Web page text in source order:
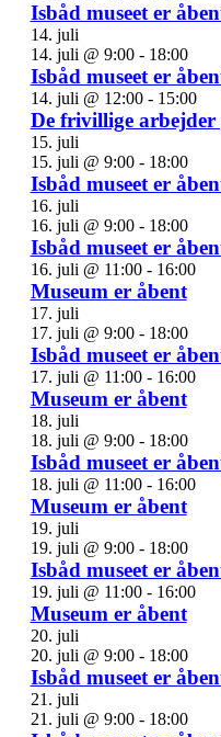
Isbåd museet er
14. juli
14. juli @ 9:00- 18:00
Isbåd museet er
14. juli @ 12:00- 15:00
De frivillige arbejder
15. juli
15. juli @ 9:00- 18:00
Isbåd museet er
16. juli
16. juli @ 9:00- 18:00
Isbåd museet er
16. juli @ 11:00- 16:00
Museum er åbent
17. juli
17. juli @ 9:00- 18:00
Isbåd museet er
17. juli @ 11:00- 16:00
Museum er åbent
18. juli
18. juli @ 9:00- 18:00
Isbåd museet er
18. juli @ 11:00- 16:00
Museum er åbent
19. juli
19. juli @ 9:00- 18:00
Isbåd museet er
19. juli @ 11:00- 16:00
Museum er åbent
20. juli
20. juli @ 9:00- 18:00
Isbåd museet er
21. juli
21. juli @ 9:00- 18:00